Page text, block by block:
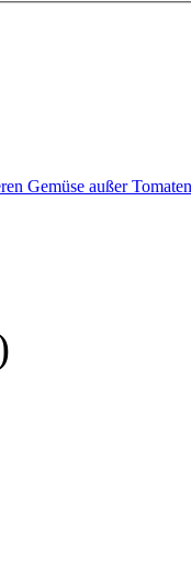
Gemüse außer Tomaten